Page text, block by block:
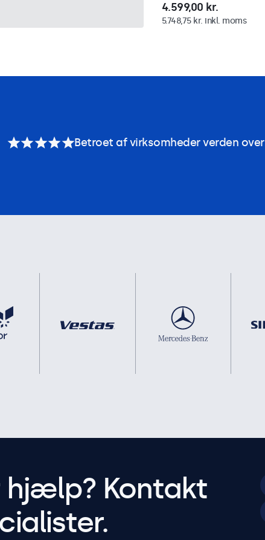
4.599,00 kr.
5.748,75 kr. inkl. moms
Betroet af virksomheder verden over
hjælp? Kontakt